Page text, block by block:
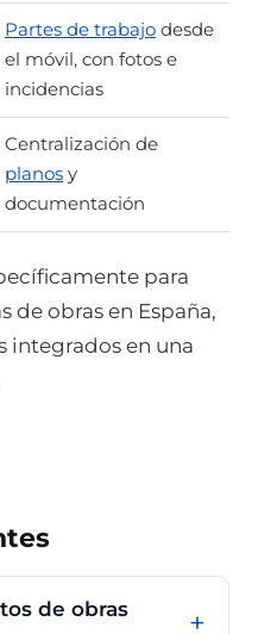
Partes de trabajo desde
el móvil, con fotos e
incidencias
Centralización de
planos y
documentación
para
de obras en España,
integrados en una
de obras